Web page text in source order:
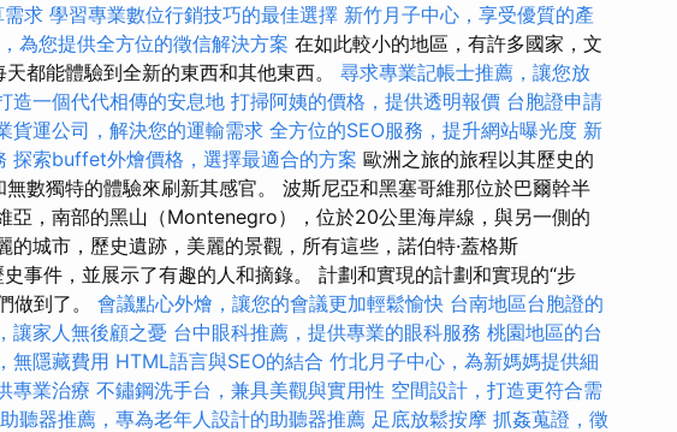
求 學習專業數位行銷技巧的最佳選擇 新竹月子中心，享受優質的產
為您提供全方位的徵信解決方案 在如此較小的地區，有許多國家，文
都能體驗到全新的東西和其他東西。 尋求專業記帳士推薦，讓您放
造一個代代相傳的安息地 打掃阿姨的價格，提供透明報價 台胞證申請
貨運公司，解決您的運輸需求 全方位的SEO服務，提升網站曝光度 新
探索buffet外燴價格，選擇最適合的方案 歐洲之旅的旅程以其歷史的
數獨特的體驗來刷新其感官。 波斯尼亞和黑塞哥維那位於巴爾幹半
亞，南部的黑山（Montenegro），位於20公里海岸線，與另一側的
城市，歷史遺跡，美麗的景觀，所有這些，諾伯特·蓋格斯
事件，並展示了有趣的人和摘錄。 計劃和實現的計劃和實現的“步
做到了。 會議點心外燴，讓您的會議更加輕鬆愉快 台南地區台胞證的
讓家人無後顧之憂 台中眼科推薦，提供專業的眼科服務 桃園地區的台
無隱藏費用 HTML語言與SEO的結合 竹北月子中心，為新媽媽提供細
專業治療 不鏽鋼洗手台，兼具美觀與實用性 空間設計，打造更符合需
聽器推薦，專為老年人設計的助聽器推薦 足底放鬆按摩 抓姦蒐證，徵